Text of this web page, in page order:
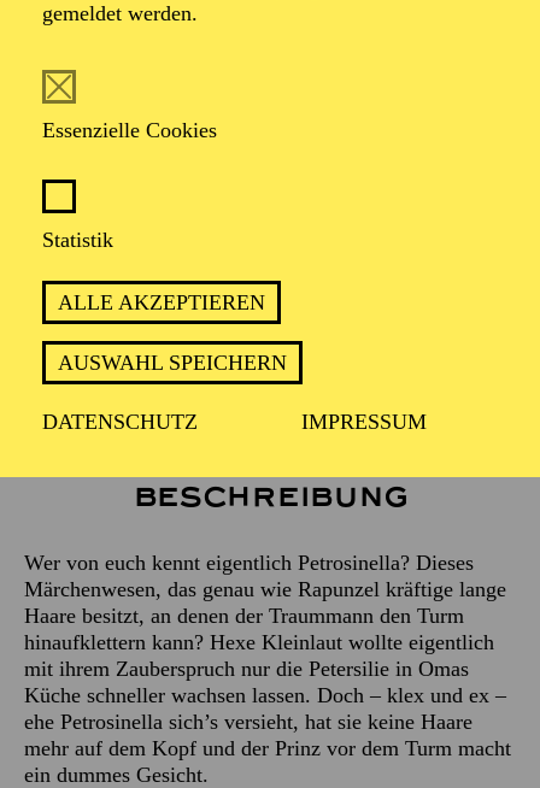
gemeldet werden.
Essenzielle Cookies
Statistik
ALLE AKZEPTIEREN
AUSWAHL SPEICHERN
DATENSCHUTZ IMPRESSUM
Empfohlen ab 3 Jahren
Beschreibung
Wer von euch kennt eigentlich Petrosinella? Dieses
Märchenwesen, das genau wie Rapunzel kräftige lange
Haare besitzt, an denen der Traummann den Turm
hinaufklettern kann? Hexe Kleinlaut wollte eigentlich
mit ihrem Zauberspruch nur die Petersilie in Omas
Küche schneller wachsen lassen. Doch – klex und ex –
ehe Petrosinella sich’s versieht, hat sie keine Haare
mehr auf dem Kopf und der Prinz vor dem Turm macht
ein dummes Gesicht.